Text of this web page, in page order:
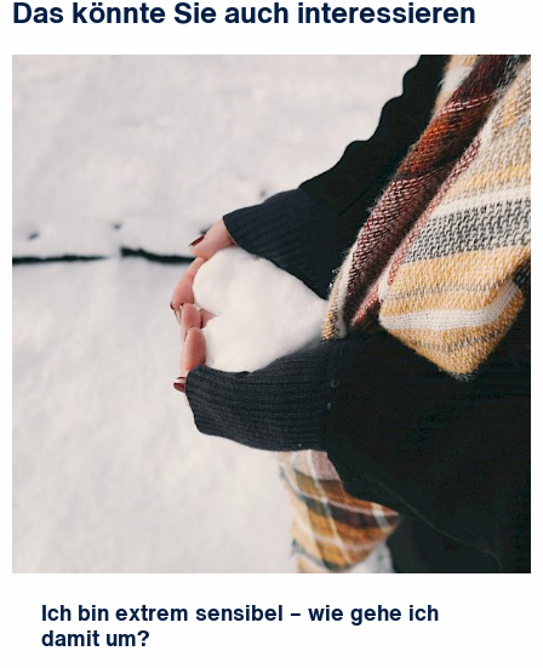
Das könnte Sie auch interessieren
Ich bin extrem sensibel – wie gehe ich
damit um?